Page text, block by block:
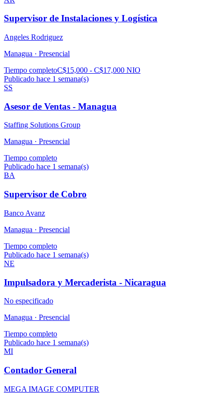
Supervisor de Instalaciones y Logística
Angeles Rodriguez
Managua · Presencial
Tiempo completoC$15,000 - C$17,000 NIO
Publicado hace 1 semana(s)
SS
Asesor de Ventas - Managua
Staffing Solutions Group
Managua · Presencial
Tiempo completo
Publicado hace 1 semana(s)
BA
Supervisor de Cobro
Banco Avanz
Managua · Presencial
Tiempo completo
Publicado hace 1 semana(s)
NE
Impulsadora y Mercaderista - Nicaragua
No especificado
Managua · Presencial
Tiempo completo
Publicado hace 1 semana(s)
MI
Contador General
MEGA IMAGE COMPUTER